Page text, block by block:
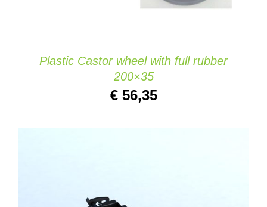
Plastic Castor wheel with full rubber
200×35
€56,35